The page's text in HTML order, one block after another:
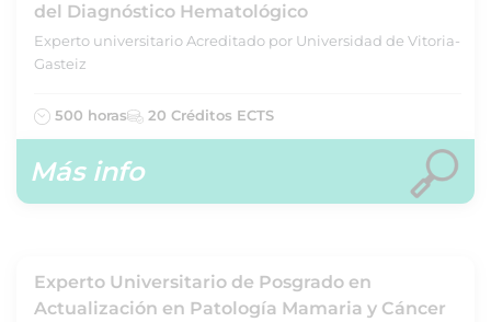
del Diagnóstico Hematológico
Experto universitario Acreditado por Universidad de Vitoria-
Gasteiz
500 horas 20 Créditos ECTS
Más info
Experto Universitario de Posgrado en
Actualización en Patología Mamaria y Cáncer